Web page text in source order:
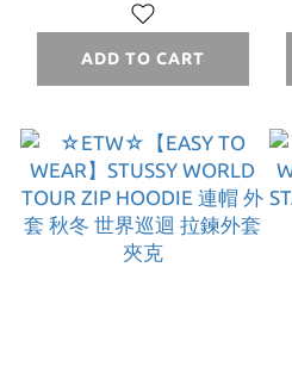
Box Tee 布標 刺繡
短T
ADD TO CART